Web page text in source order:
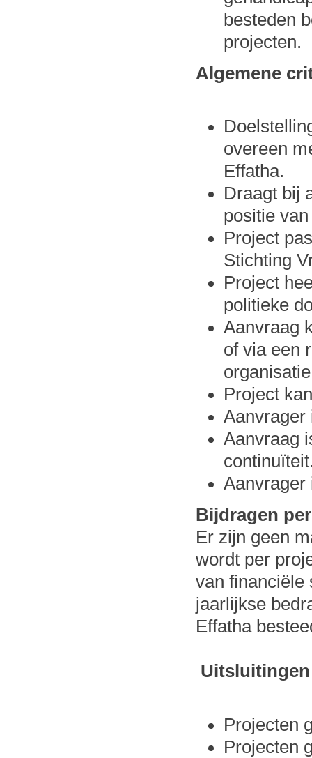
besteden
projecten.
Algemene
overeen
Effatha.
Draagt bij
positie
Project
Stichting
Project
politieke
Aanvraag
of via een
Project
Aanvrager
Aanvraag
Aanvrager
Bijdragen
Er zijn geen
wordt per
van financiële
jaarlijkse
Effatha
Uitsluitingen
Projecten
Projecten